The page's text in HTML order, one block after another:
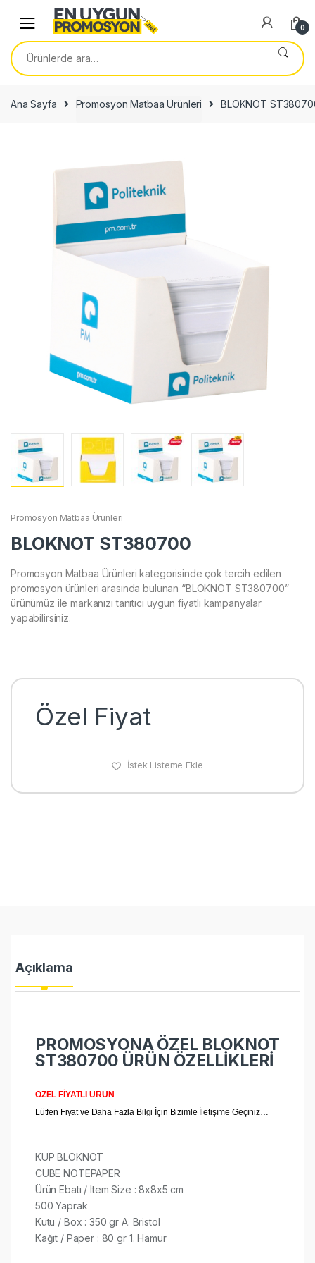
navigation
content
0
Ara:
Ana Sayfa Promosyon Matbaa Ürünleri BLOKNOT
Promosyon Matbaa Ürünleri
BLOKNOT ST380700
Promosyon Matbaa Ürünleri kategorisinde çok tercih edilen
promosyon ürünleri arasında bulunan “BLOKNOT ST380700”
ürünümüz ile markanızı tanıtıcı uygun fiyatlı kampanyalar
yapabilirsiniz.
Özel Fiyat
İstek Listeme Ekle
Açıklama
PROMOSYONA ÖZEL BLOKNOT
ST380700 ÜRÜN ÖZELLİKLERİ
ÖZEL FİYATLI ÜRÜN
Lütfen Fiyat ve Daha Fazla Bilgi İçin Bizimle İletişime Geçiniz…
KÜP BLOKNOT
CUBE NOTEPAPER
Ürün Ebatı / Item Size : 8x8x5 cm
500 Yaprak
Kutu / Box : 350 gr A. Bristol
Kağıt / Paper : 80 gr 1. Hamur